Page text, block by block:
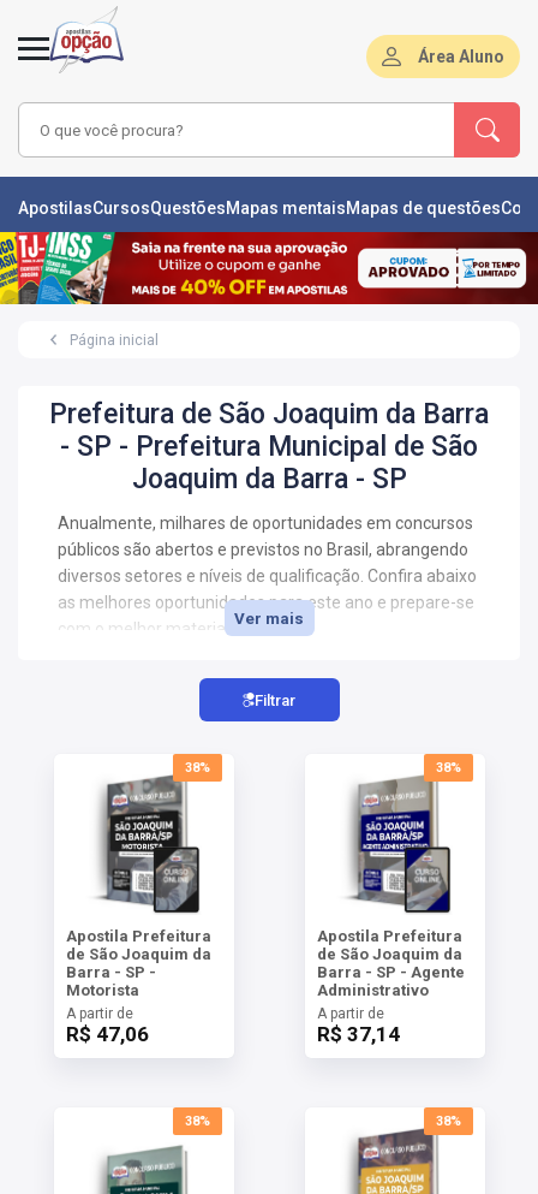
Área Aluno
ApostilasCursosQuestõesMapas mentaisMapas de questões
Página inicial
Prefeitura de São Joaquim da Barra
- SP - Prefeitura Municipal de São
Joaquim da Barra - SP
Anualmente, milhares de oportunidades em concursos
públicos são abertos e previstos no Brasil, abrangendo
diversos setores e níveis de qualificação. Confira abaixo
as melhores oportunidades para este ano e prepare-se
com o melhor material.
Ver mais
Filtrar
38%
Apostila Prefeitura
de São Joaquim da
Barra - SP -
Motorista
A partir de
R$ 47,06
38%
Apostila Prefeitura
de São Joaquim da
Barra - SP - Agente
Administrativo
A partir de
R$ 37,14
38% 38%